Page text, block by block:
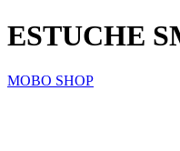
ESTUCHE
MOBO SHOP